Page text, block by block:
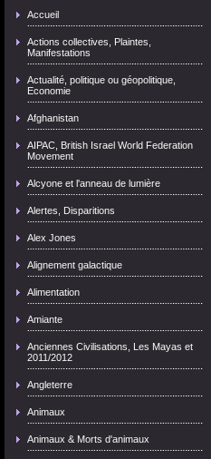
Accueil
Actions collectives, Plaintes,
Manifestations
Actualité, politique ou géopolitique,
Economie
Afghanistan
AIPAC, British Israel World Federation
Movement
Alcyone et l'anneau de lumière
Alertes, Disparitions
Alex Jones
Alignement galactique
Alimentation
Amiante
Anciennes Civilisations, Les Mayas et
2011/2012
Angleterre
Animaux
Animaux & Morts d'animaux